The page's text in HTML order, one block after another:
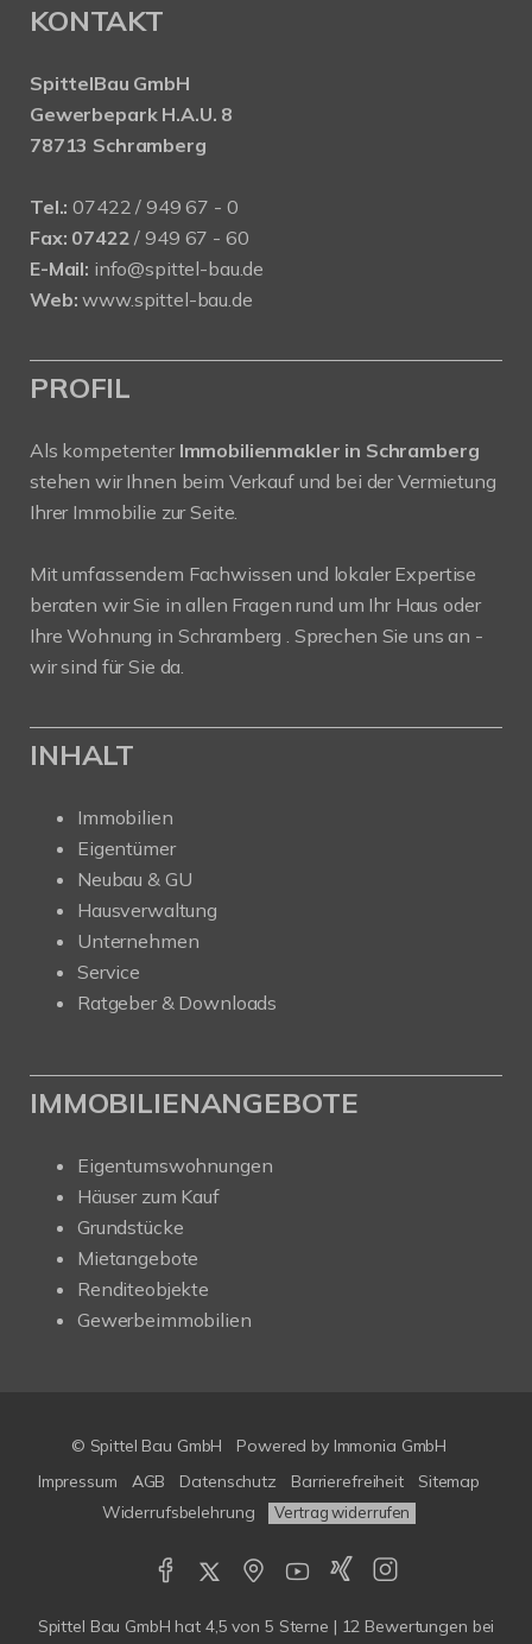
KONTAKT
SpittelBau GmbH
Gewerbepark H.A.U. 8
78713 Schramberg
Tel.: 07422 / 949 67 - 0
Fax: 07422 / 949 67 - 60
E-Mail: info@spittel-bau.de
Web: www.spittel-bau.de
PROFIL
Als kompetenter Immobilienmakler in Schramberg
stehen wir Ihnen beim Verkauf und bei der Vermietung
Ihrer Immobilie zur Seite.
Mit umfassendem Fachwissen und lokaler Expertise
beraten wir Sie in allen Fragen rund um Ihr Haus oder
Ihre Wohnung in Schramberg . Sprechen Sie uns an -
wir sind für Sie da.
INHALT
Immobilien
Eigentümer
Neubau & GU
Hausverwaltung
Unternehmen
Service
Ratgeber & Downloads
IMMOBILIENANGEBOTE
Eigentumswohnungen
Häuser zum Kauf
Grundstücke
Mietangebote
Renditeobjekte
Gewerbeimmobilien
© Spittel Bau GmbH Powered by Immonia GmbH
Impressum
AGB Datenschutz Barrierefreiheit
Sitemap
Widerrufsbelehrung
Vertrag widerrufen
Spittel Bau GmbH hat 4,5 von 5 Sterne | 12 Bewertungen bei